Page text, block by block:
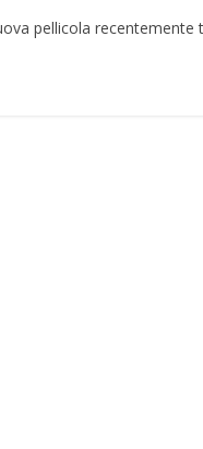
pellicola recentemente